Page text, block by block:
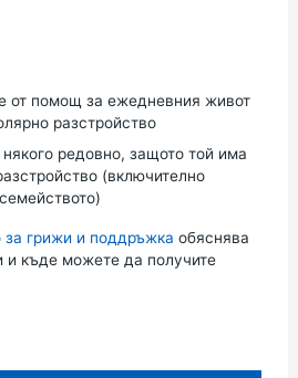
от помощ за ежедневния живот
разстройство
редовно, защото той има
(включително
за грижи и поддръжка обяснява
и къде можете да получите